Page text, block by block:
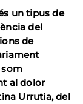
un tipus de
del
de
som
al dolor
Urrutia, del